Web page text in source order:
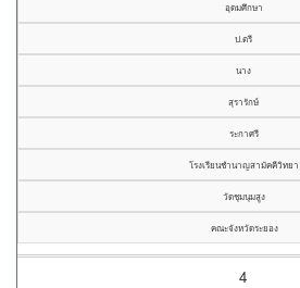
อุดมศึกษา
ป.ตรี
นาง
สุรารักษ์
ระกาศรี
โรงเรียนชำนาญสามัคคีวิทยา
วัดชุมนุมสูง
คณะจังหวัดระยอง
4